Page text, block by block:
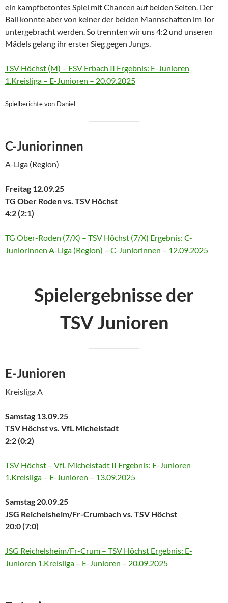
ein kampfbetontes Spiel mit Chancen auf beiden Seiten. Der
Ball konnte aber von keiner der beiden Mannschaften im Tor
untergebracht werden. So trennten wir uns 4:2 und unseren
Mädels gelang ihr erster Sieg gegen Jungs.
TSV Höchst (M) – FSV Erbach II Ergebnis: E-Junioren
1.Kreisliga – E-Junioren – 20.09.2025
Spielberichte von Daniel
C-Juniorinnen
A-Liga (Region)
Freitag 12.09.25
TG Ober Roden vs. TSV Höchst
4:2 (2:1)
TG Ober-Roden (7/X) – TSV Höchst (7/X) Ergebnis: C-
Juniorinnen A-Liga (Region) – C-Juniorinnen – 12.09.2025
Spielergebnisse der
TSV Junioren
E-Junioren
Kreisliga A
Samstag 13.09.25
TSV Höchst vs. VfL Michelstadt
2:2 (0:2)
TSV Höchst – VfL Michelstadt II Ergebnis: E-Junioren
1.Kreisliga – E-Junioren – 13.09.2025
Samstag 20.09.25
JSG Reichelsheim/Fr-Crumbach vs. TSV Höchst
20:0 (7:0)
JSG Reichelsheim/Fr-Crum – TSV Höchst Ergebnis: E-
Junioren 1.Kreisliga – E-Junioren – 20.09.2025